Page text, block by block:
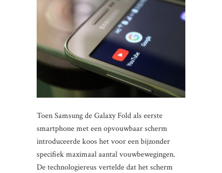
Toen Samsung de Galaxy Fold als eerste
smartphone met een opvouwbaar scherm
introduceerde koos het voor een bijzonder
specifiek maximaal aantal vouwbewegingen.
De technologiereus vertelde dat het scherm